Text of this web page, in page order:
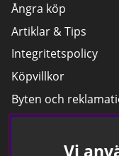
Ångra köp
Artiklar & Tips
Integritetspolicy
Köpvillkor
Byten och
Leverans
Hitta färgkoden på
Vi